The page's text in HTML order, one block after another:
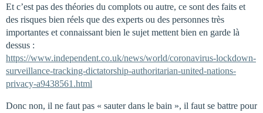
Et c’est pas des théories du complots ou autre, ce sont des faits et
des risques bien réels que des experts ou des personnes très
importantes et connaissant bien le sujet mettent bien en garde là
dessus :
https://www.independent.co.uk/news/world/coronavirus-lockdown-
surveillance-tracking-dictatorship-authoritarian-united-nations-
privacy-a9438561.html
Donc non, il ne faut pas « sauter dans le bain », il faut se battre pour